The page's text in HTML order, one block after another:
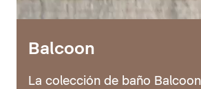
Balcoon
La colección de baño